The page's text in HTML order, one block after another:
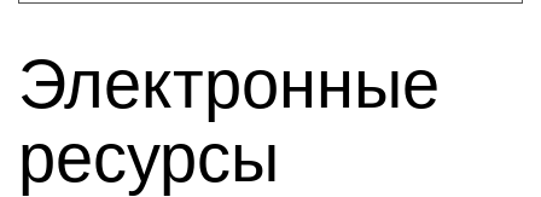
Электронные
ресурсы